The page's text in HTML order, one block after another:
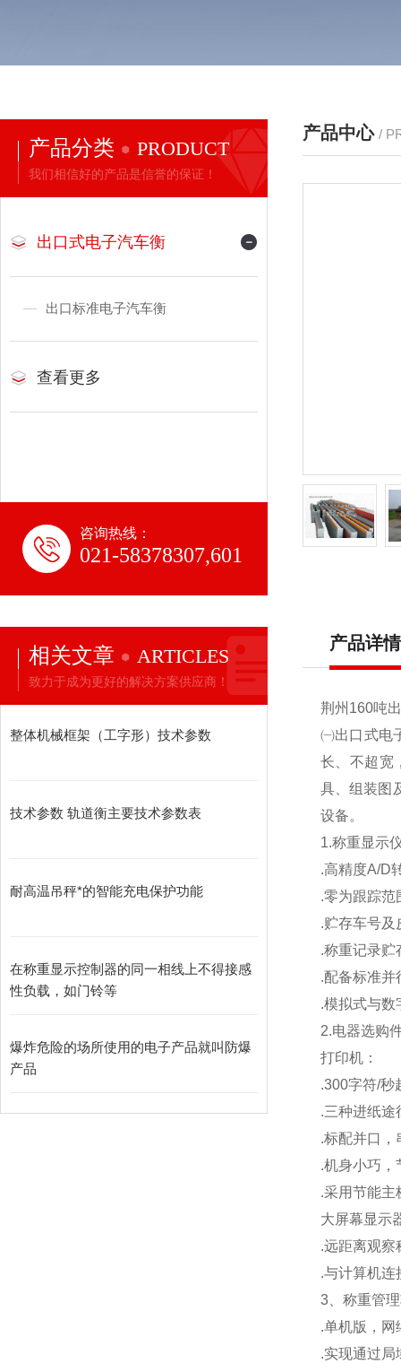
产品分类 PRODUCT
我们相信好的产品是信誉的保证！
出口式电子汽车衡
出口标准电子汽车衡
查看更多
咨询热线：
021-58378307,601
相关文章 ARTICLES
致力于成为更好的解决方案供应商！
整体机械框架（工字形）技术参数
技术参数 轨道衡主要技术参数表
耐高温吊秤*的智能充电保护功能
在称重显示控制器的同一相线上不得接感
性负载，如门铃等
爆炸危险的场所使用的电子产品就叫防爆
产品
产品中心 /
产品详情
荆州160吨
㈠出口式电
长、不超宽
具、组装图
设备。
1.称重显示
.高精度A/D
.零为跟踪范
.贮存车号及
.称重记录贮
.配备标准并
.模拟式与数
2.电器选购
打印机：
.300字符/秒
.三种进纸途
.标配并口，
.机身小巧，
.采用节能主
大屏幕显示
.远距离观察
.与计算机连
3 、称重管
.单机版，网
.实现通过局